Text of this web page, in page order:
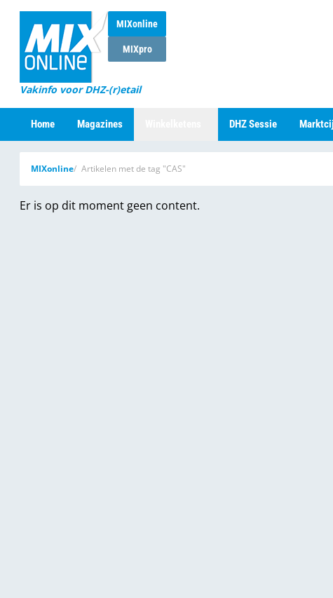
MIXonline
MIXpro
Vakinfo voor DHZ-(r)etail
Home Magazines DHZ Sessie
MIXonline Artikelen met de tag "CAS"
Er is op dit moment geen content.